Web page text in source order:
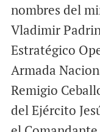
nombres del
Vladimir
Estratégico
Armada
Remigio
del Ejército